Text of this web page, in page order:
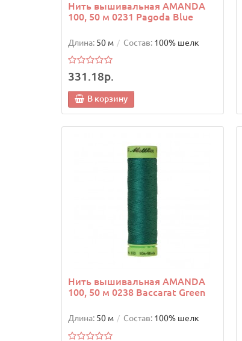
Нить вышивальная AMANDA
100, 50 м 0231 Pagoda Blue
Длина: 50 м Состав: 100% шелк
331.18р.
В корзину
Нить вышивальная AMANDA
100, 50 м 0238 Baccarat Green
Длина: 50 м Состав: 100% шелк